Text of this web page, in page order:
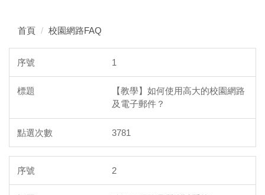
首頁 校園網路FAQ
1
【教學】如何使用高大的校園網路
及電子郵件？
3781
2